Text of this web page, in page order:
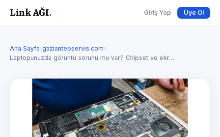
Link AĞI. Giriş Yap Üye Ol
Ana Sayfa›gaziantepservis.com›
Laptopunuzda görüntü sorunu mu var? Chipset ve ekr…